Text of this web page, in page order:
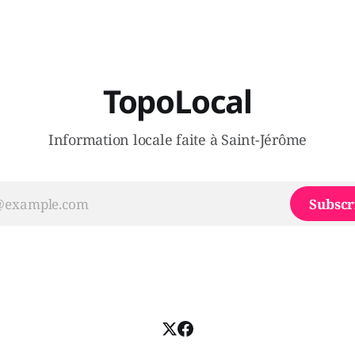
TopoLocal
Information locale faite à Saint-Jérôme